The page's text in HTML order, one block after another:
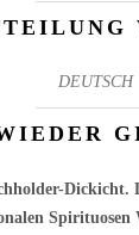
DEUTSCH
Dickicht.
Spirituosen